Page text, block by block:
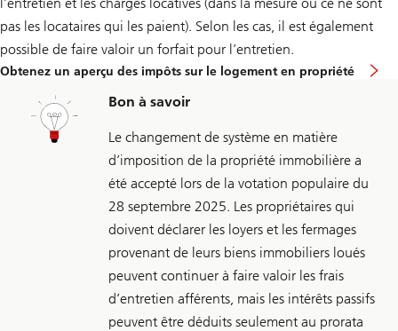
pas les locataires qui les paient). Selon les cas, il est également
possible de faire valoir un forfait pour l’entretien.
Obtenez un aperçu des impôts sur le logement en propriété
Bon à savoir
Le changement de système en matière
d’imposition de la propriété immobilière a
été accepté lors de la votation populaire du
28 septembre 2025. Les propriétaires qui
doivent déclarer les loyers et les fermages
provenant de leurs biens immobiliers loués
peuvent continuer à faire valoir les frais
d’entretien afférents, mais les intérêts passifs
peuvent être déduits seulement au prorata